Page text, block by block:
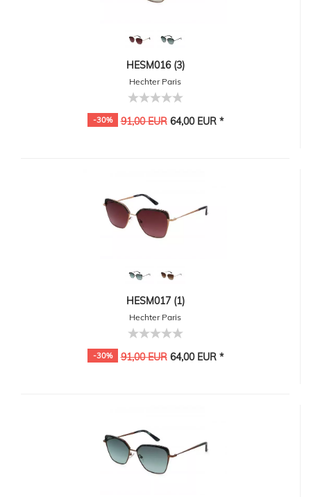
HESM016 (3)
Hechter Paris
-30% 91,00 EUR64,00 EUR *
HESM017 (1)
Hechter Paris
-30% 91,00 EUR64,00 EUR *